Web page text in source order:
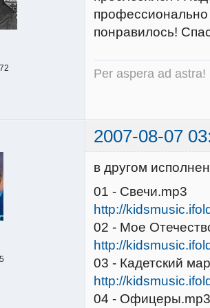
72
понравилось!
Per aspera ad astra!
2007-08-07
5
в другом
01 - Свечи.mp3
http://
02 - Мое
http://
03 - Кадетский
http://
04 - Офицеры.mp3